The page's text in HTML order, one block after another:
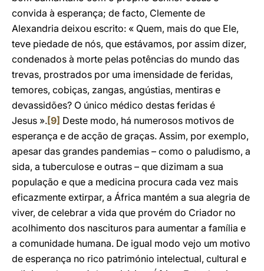
convida à esperança; de facto, Clemente de
Alexandria deixou escrito: « Quem, mais do que Ele,
teve piedade de nós, que estávamos, por assim dizer,
condenados à morte pelas potências do mundo das
trevas, prostrados por uma imensidade de feridas,
temores, cobiças, zangas, angústias, mentiras e
devassidões? O único médico destas feridas é
Jesus ».[9] Deste modo, há numerosos motivos de
esperança e de acção de graças. Assim, por exemplo,
apesar das grandes pandemias – como o paludismo, a
sida, a tuberculose e outras – que dizimam a sua
população e que a medicina procura cada vez mais
eficazmente extirpar, a África mantém a sua alegria de
viver, de celebrar a vida que provém do Criador no
acolhimento dos nascituros para aumentar a família e
a comunidade humana. De igual modo vejo um motivo
de esperança no rico património intelectual, cultural e